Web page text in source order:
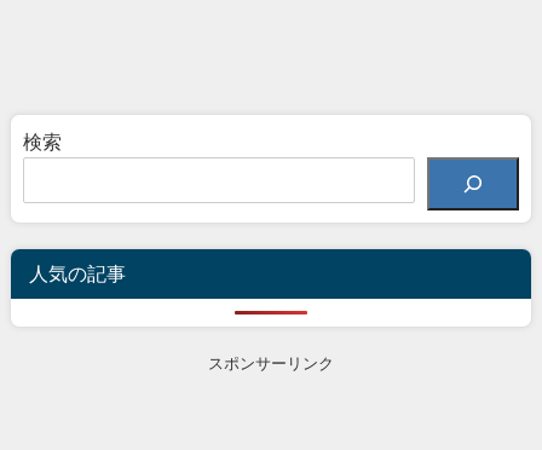
検索
人気の記事
スポンサーリンク